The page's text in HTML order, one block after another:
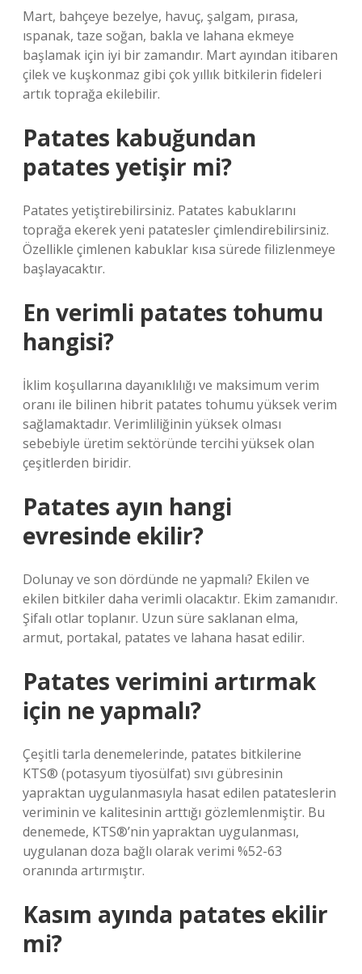
Mart, bahçeye bezelye, havuç, şalgam, pırasa,
ıspanak, taze soğan, bakla ve lahana ekmeye
başlamak için iyi bir zamandır. Mart ayından itibaren
çilek ve kuşkonmaz gibi çok yıllık bitkilerin fideleri
artık toprağa ekilebilir.
Patates kabuğundan
patates yetişir mi?
Patates yetiştirebilirsiniz. Patates kabuklarını
toprağa ekerek yeni patatesler çimlendirebilirsiniz.
Özellikle çimlenen kabuklar kısa sürede filizlenmeye
başlayacaktır.
En verimli patates tohumu
hangisi?
İklim koşullarına dayanıklılığı ve maksimum verim
oranı ile bilinen hibrit patates tohumu yüksek verim
sağlamaktadır. Verimliliğinin yüksek olması
sebebiyle üretim sektöründe tercihi yüksek olan
çeşitlerden biridir.
Patates ayın hangi
evresinde ekilir?
Dolunay ve son dördünde ne yapmalı? Ekilen ve
ekilen bitkiler daha verimli olacaktır. Ekim zamanıdır.
Şifalı otlar toplanır. Uzun süre saklanan elma,
armut, portakal, patates ve lahana hasat edilir.
Patates verimini artırmak
için ne yapmalı?
Çeşitli tarla denemelerinde, patates bitkilerine
KTS® (potasyum tiyosülfat) sıvı gübresinin
yapraktan uygulanmasıyla hasat edilen patateslerin
veriminin ve kalitesinin arttığı gözlemlenmiştir. Bu
denemede, KTS®’nin yapraktan uygulanması,
uygulanan doza bağlı olarak verimi %52-63
oranında artırmıştır.
Kasım ayında patates ekilir
mi?